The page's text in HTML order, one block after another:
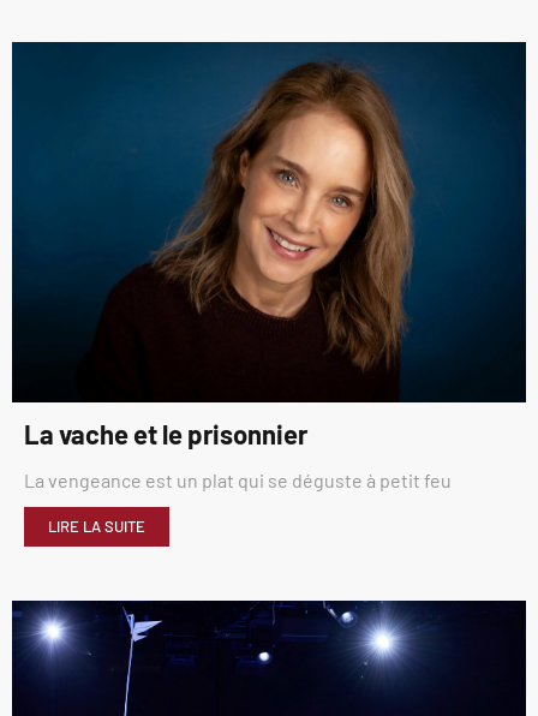
La vache et le prisonnier
La vengeance est un plat qui se déguste à petit feu
LIRE LA SUITE